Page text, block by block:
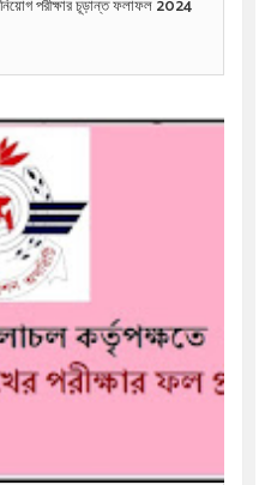
নিয়োগ পরীক্ষার চূড়ান্ত ফলাফল 2024